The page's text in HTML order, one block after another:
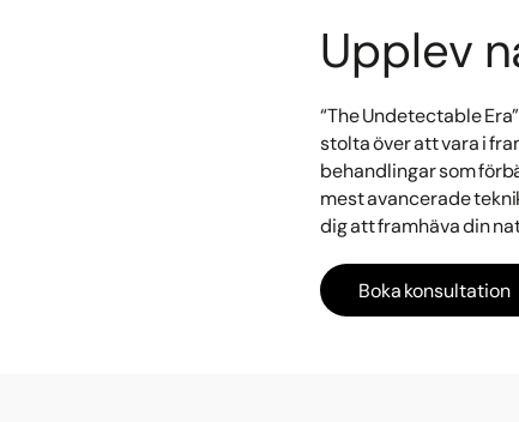
Upplev
“The Undetectable
stolta över att vara i
behandlingar som
mest avancerade
dig att framhäva din
Boka konsultation